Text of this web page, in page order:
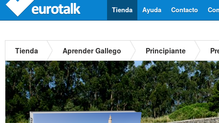
Contacto
Ayuda
Tienda
Tienda Aprender Gallego Principiante